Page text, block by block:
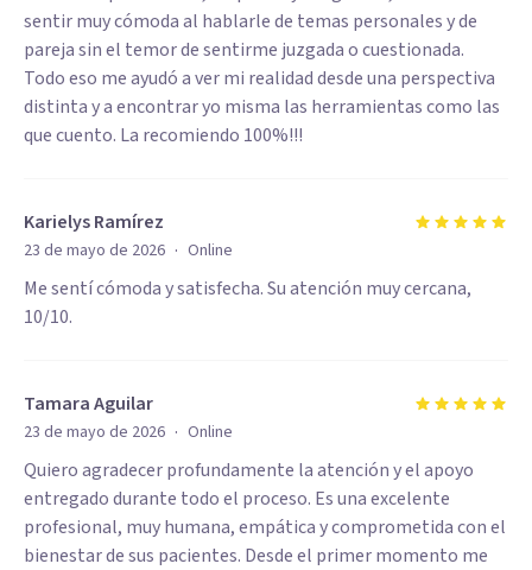
sentir muy cómoda al hablarle de temas personales y de
pareja sin el temor de sentirme juzgada o cuestionada.
Todo eso me ayudó a ver mi realidad desde una perspectiva
distinta y a encontrar yo misma las herramientas como las
que cuento. La recomiendo 100%!!!
Karielys Ramírez
23 de mayo de 2026 · Online
Me sentí cómoda y satisfecha. Su atención muy cercana,
10/10.
Tamara Aguilar
23 de mayo de 2026 · Online
Quiero agradecer profundamente la atención y el apoyo
entregado durante todo el proceso. Es una excelente
profesional, muy humana, empática y comprometida con el
bienestar de sus pacientes. Desde el primer momento me